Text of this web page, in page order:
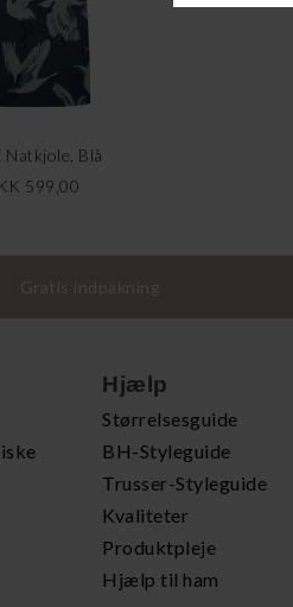
Natkjole, Blå
599,00
Gratis indpakning
Hjælp
Størrelsesguide
BH-Styleguide
Trusser-Styleguide
Kvaliteter
Produktpleje
Hjælp til ham